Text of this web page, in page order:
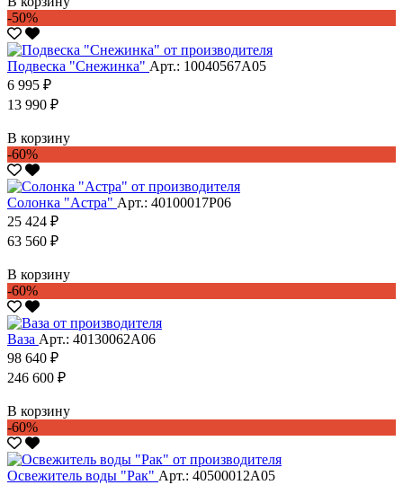
-50%
Подвеска "Снежинка" Арт.: 10040567А05
6 995 ₽
13 990 ₽
В корзину
-60%
Солонка "Астра" Арт.: 40100017Р06
25 424 ₽
63 560 ₽
В корзину
-60%
Ваза Арт.: 40130062А06
98 640 ₽
246 600 ₽
В корзину
-60%
Освежитель воды "Рак" Арт.: 40500012А05